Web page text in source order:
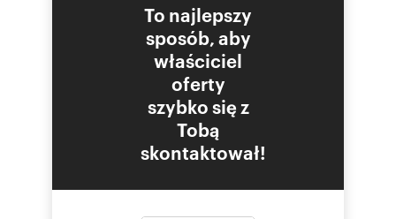
To najlepszy
sposób, aby
właściciel
oferty
szybko się z
Tobą
skontaktował!